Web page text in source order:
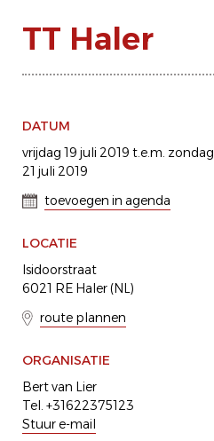
TT Haler
DATUM
vrijdag 19 juli 2019 t.e.m. zondag
21 juli 2019
toevoegen in agenda
LOCATIE
Isidoorstraat
6021 RE Haler (NL)
route plannen
ORGANISATIE
Bert van Lier
Tel. +31622375123
Stuur e-mail